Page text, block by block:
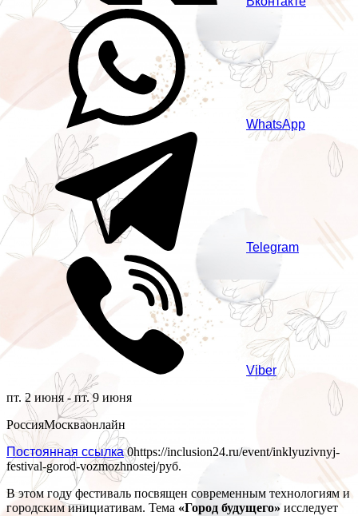
WhatsApp
Telegram
Viber
пт. 2 июня - пт. 9 июня
РоссияМоскваонлайн
Постоянная ссылка 0https://inclusion24.ru/event/inklyuzivnyj-
festival-gorod-vozmozhnostej/руб.
В этом году фестиваль посвящен современным технологиям и
городским инициативам. Тема «Город будущего» исследует